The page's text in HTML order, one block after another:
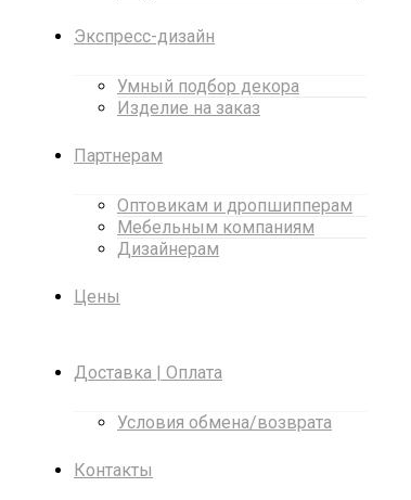
Экспресс-дизайн
Умный подбор декора
Изделие на заказ
Партнерам
Оптовикам и дропшипперам
Мебельным компаниям
Дизайнерам
Цены
Доставка | Оплата
Условия обмена/возврата
Контакты